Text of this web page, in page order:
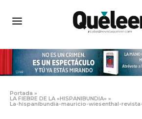
Portada »
LA FIEBRE DE LA «HISPANIBUNDIA» »
La-hispanibundia-mauricio-wiesenthal-